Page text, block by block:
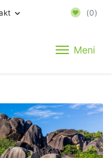
(0)
Meni